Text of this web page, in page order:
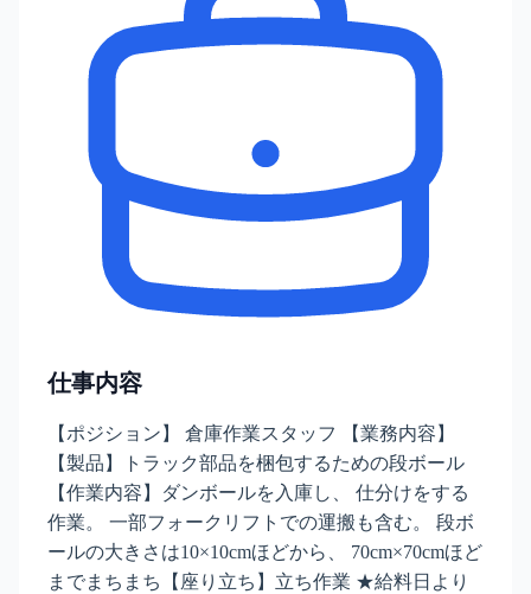
仕事内容
【ポジション】 倉庫作業スタッフ 【業務内容】
【製品】トラック部品を梱包するための段ボール
【作業内容】ダンボールを入庫し、 仕分けをする
作業。 一部フォークリフトでの運搬も含む。 段ボ
ールの大きさは10×10cmほどから、 70cm×70cmほど
までまちまち【座り立ち】立ち作業 ★給料日より